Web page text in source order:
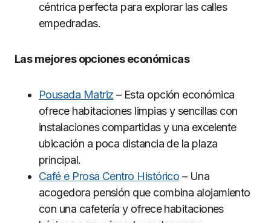
céntrica perfecta para explorar las calles
empedradas.
Las mejores opciones económicas
Pousada Matriz – Esta opción económica
ofrece habitaciones limpias y sencillas con
instalaciones compartidas y una excelente
ubicación a poca distancia de la plaza
principal.
Café e Prosa Centro Histórico – Una
acogedora pensión que combina alojamiento
con una cafetería y ofrece habitaciones